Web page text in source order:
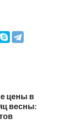
цены в
весны: